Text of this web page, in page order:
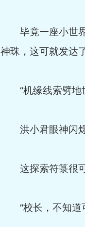
毕竟一座小世界
神珠，这可就发达了
“机缘线索劈地
洪小君眼神闪烁
这探索符箓很可
“校长，不知道